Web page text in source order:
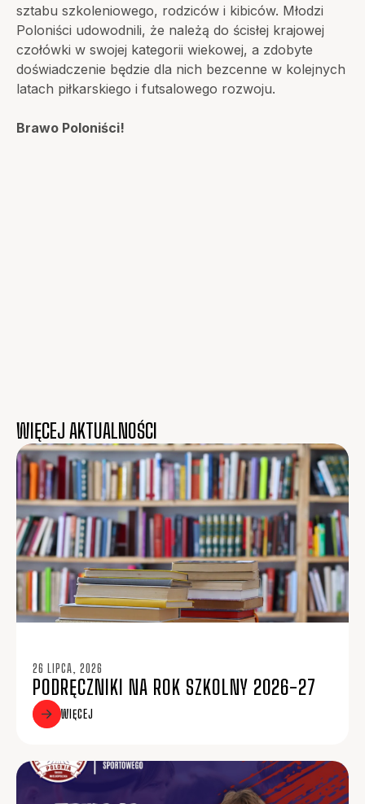
sztabu szkoleniowego, rodziców i kibiców. Młodzi
Poloniści udowodnili, że należą do ścisłej krajowej
czołówki w swojej kategorii wiekowej, a zdobyte
doświadczenie będzie dla nich bezcenne w kolejnych
latach piłkarskiego i futsalowego rozwoju.
Brawo Poloniści!
WIĘCEJ AKTUALNOŚCI
26 LIPCA, 2026
PODRĘCZNIKI NA ROK SZKOLNY 2026-27
WIĘCEJ